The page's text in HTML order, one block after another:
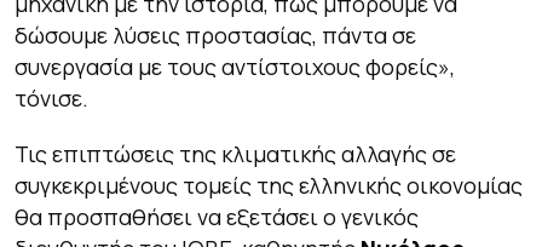
δώσουμε λύσεις προστασίας, πάντα σε
συνεργασία με τους αντίστοιχους φορείς»,
τόνισε.
Τις επιπτώσεις της κλιματικής αλλαγής σε
συγκεκριμένους τομείς της ελληνικής οικονομίας
θα προσπαθήσει να εξετάσει ο γενικός